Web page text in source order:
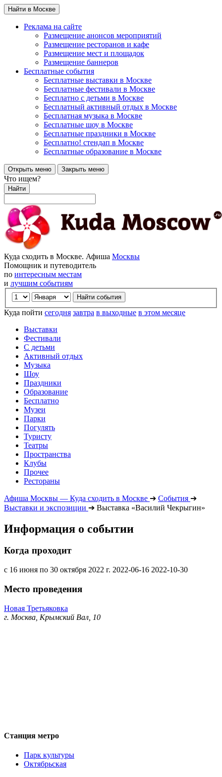
Найти в Москве
Реклама на сайте
Размещение анонсов мероприятий
Размещение ресторанов и кафе
Размещение мест и площадок
Размещение баннеров
Бесплатные события
Бесплатные выставки в Москве
Бесплатные фестивали в Москве
Бесплатно с детьми в Москве
Бесплатный активный отдых в Москве
Бесплатная музыка в Москве
Бесплатные шоу в Москве
Бесплатные праздники в Москве
Бесплатно! стендап в Москве
Бесплатные образование в Москве
Открыть меню Закрыть меню
Что ищем?
Найти
Куда сходить в Москве. Афиша Москвы
Помощник и путеводитель
по интересным местам
и лучшим событиям
Куда пойти сегодня завтра в выходные в этом месяце
Выставки
Фестивали
С детьми
Активный отдых
Музыка
Шоу
Праздники
Образование
Бесплатно
Музеи
Парки
Погулять
Туристу
Театры
Пространства
Клубы
Прочее
Рестораны
Афиша Москвы — Куда сходить в Москве ➔ События ➔
Выставки и экспозиции ➔ Выставка «Василий Чекрыгин»
Информация о событии
Когда проходит
с 16 июня по 30 октября 2022 г. 2022-06-16 2022-10-30
Место проведения
Новая Третьяковка
г. Москва, Крымский Вал, 10
Станция метро
Парк культуры
Октябрьская